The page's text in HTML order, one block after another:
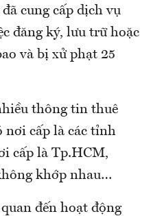
cung cấp dịch vụ
đăng ký, lưu trữ hoặc
và bị xử phạt 25
thông tin thuê
nơi cấp là các tỉnh
cấp là Tp.HCM,
khớp nhau…
đến hoạt động